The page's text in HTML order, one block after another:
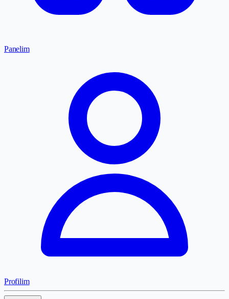
Panelim
Profilim